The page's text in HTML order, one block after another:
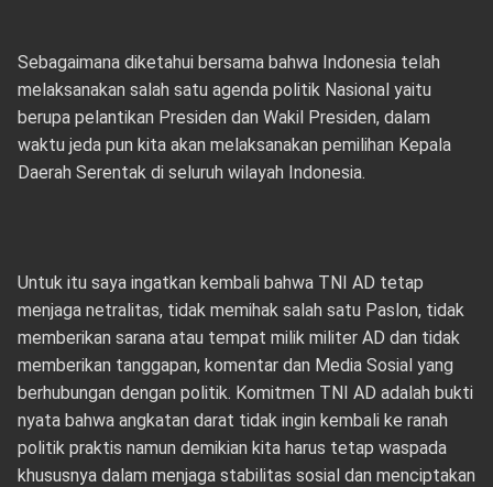
Sebagaimana diketahui bersama bahwa Indonesia telah
melaksanakan salah satu agenda politik Nasional yaitu
berupa pelantikan Presiden dan Wakil Presiden, dalam
waktu jeda pun kita akan melaksanakan pemilihan Kepala
Daerah Serentak di seluruh wilayah Indonesia.
Untuk itu saya ingatkan kembali bahwa TNI AD tetap
menjaga netralitas, tidak memihak salah satu Paslon, tidak
memberikan sarana atau tempat milik militer AD dan tidak
memberikan tanggapan, komentar dan Media Sosial yang
berhubungan dengan politik. Komitmen TNI AD adalah bukti
nyata bahwa angkatan darat tidak ingin kembali ke ranah
politik praktis namun demikian kita harus tetap waspada
khususnya dalam menjaga stabilitas sosial dan menciptakan